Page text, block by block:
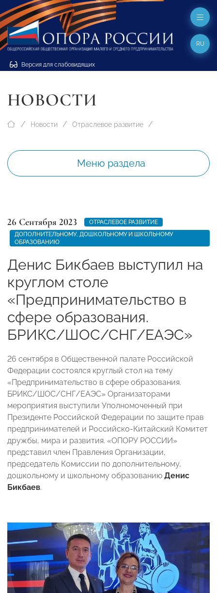
Версия для слабовидящих
RU
НОВОСТИ
Новости Отраслевое развитие
Меню раздела
26 Сентября 2023
ОТРАСЛЕВОЕ РАЗВИТИЕ
ДОПОЛНИТЕЛЬНОМУ, ДОШКОЛЬНОМУ И ШКОЛЬНОМУ
ОБРАЗОВАНИЮ
Денис Бикбаев выступил на
круглом столе
«Предпринимательство в
сфере образования.
БРИКС/ШОС/СНГ/ЕАЭС»
26 сентября в Общественной палате Российской
Федерации состоялся круглый стол на тему
«Предпринимательство в сфере образования.
БРИКС/ШОС/СНГ/ЕАЭС» Организаторами
мероприятия выступили Уполномоченный при
Президенте Российской Федерации по защите прав
предпринимателей и Российско-Китайский Комитет
дружбы, мира и развития. «ОПОРУ РОССИИ»
представил член Правления Организации,
председатель Комиссии по дополнительному,
дошкольному и школьному образованию Денис
Бикбаев.